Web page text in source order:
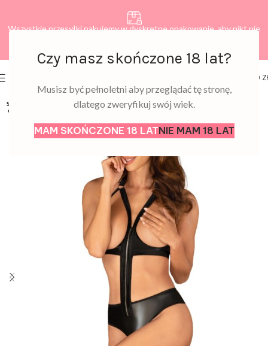
Czy masz skończone 18 lat?
Musisz być pełnoletni aby przeglądać tę stronę,
dlatego zweryfikuj swój wiek.
MAM SKOŃCZONE 18 LATNIE MAM 18 LAT
Wszystkie przesyłki pakujemy w dyskretne opakowanie, aby nikt nie
0,00
SOLD
OUT